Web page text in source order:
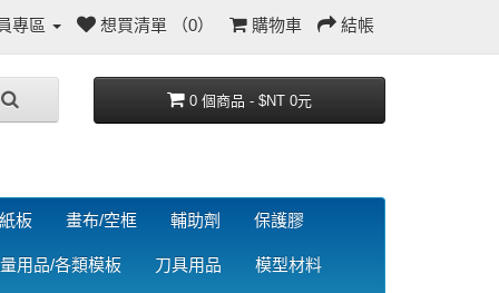
專區 想買清單 （0） 購物車 結帳
0 個商品 - $NT 0元
板 畫布/空框 輔助劑 保護膠
用品/各類模板 刀具用品 模型材料